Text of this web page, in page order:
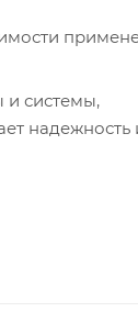
и системы,
надежность